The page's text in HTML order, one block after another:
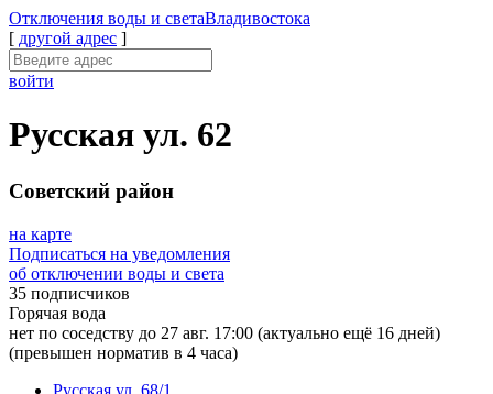
Отключения воды и светаВладивостока
[ другой адрес ]
войти
Русская ул. 62
Советский район
на карте
Подписаться на уведомления
об отключении воды и света
35 подписчиков
Горячая вода
нет по соседству до 27 авг. 17:00 (актуально ещё 16 дней)
(превышен норматив в 4 часа)
Русская ул. 68/1